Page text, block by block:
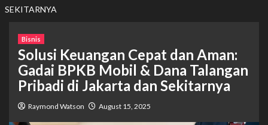
SEKITARNYA
Bisnis
Solusi Keuangan Cepat dan Aman:
Gadai BPKB Mobil & Dana Talangan
Pribadi di Jakarta dan Sekitarnya
Raymond Watson August 15, 2025